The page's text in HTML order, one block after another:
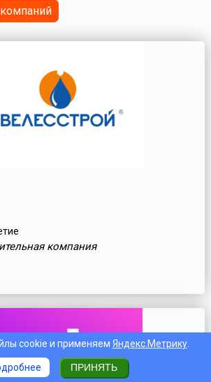
компания
cookie и применяем Яндекс.Метрику.
ПРИНЯТЬ